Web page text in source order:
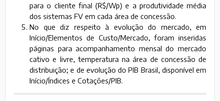
para o cliente final (R$/Wp) e a produtividade média
dos sistemas FV em cada área de concessão.
No que diz respeito à evolução do mercado, em
Início/Elementos de Custo/Mercado, foram inseridas
páginas para acompanhamento mensal do mercado
cativo e livre, temperatura na área de concessão de
distribuição; e de evolução do PIB Brasil, disponível em
Início/Índices e Cotações/PIB.